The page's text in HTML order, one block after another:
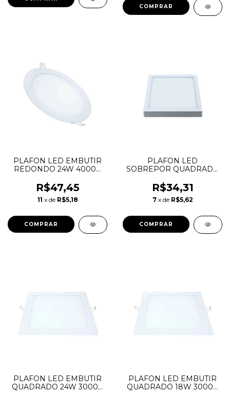
PLAFON LED EMBUTIR
REDONDO 24W 4000K
R$47,45
11 x de R$5,18
PLAFON LED
SOBREPOR QUADRADO
TASCHIBRA
R$34,31
7 x de R$5,62
PLAFON LED EMBUTIR
QUADRADO 24W 3000K
PLAFON LED EMBUTIR
QUADRADO 18W 3000K